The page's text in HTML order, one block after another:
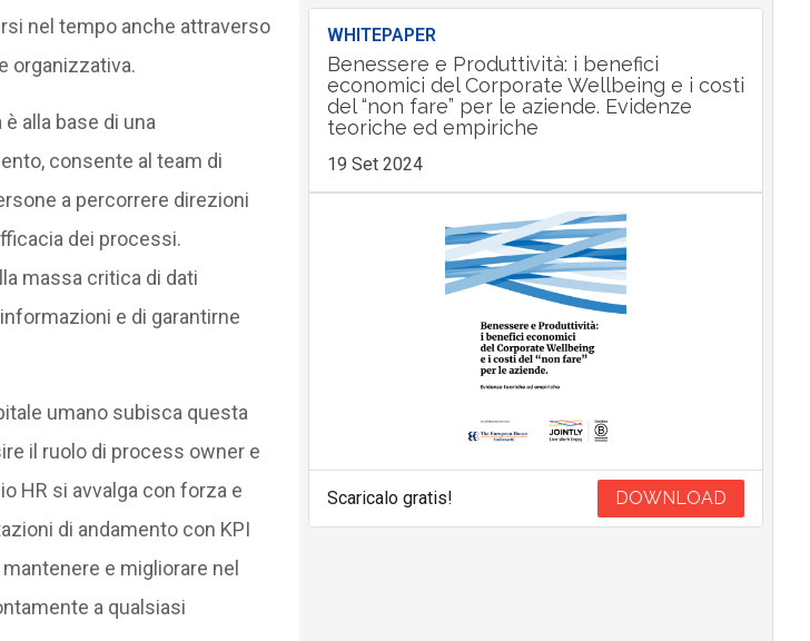
nel tempo anche attraverso
organizzativa.
alla base di una
consente al team di
a percorrere direzioni
dei processi.
massa critica di dati
e di garantirne
umano subisca questa
il ruolo di process owner e
HR si avvalga con forza e
di andamento con KPI
e migliorare nel
a qualsiasi
WHITEPAPER
Benessere e Produttività: i benefici
economici del Corporate Wellbeing e i costi
del “non fare” per le aziende. Evidenze
teoriche ed empiriche
19 Set 2024
Scaricalo gratis! DOWNLOAD